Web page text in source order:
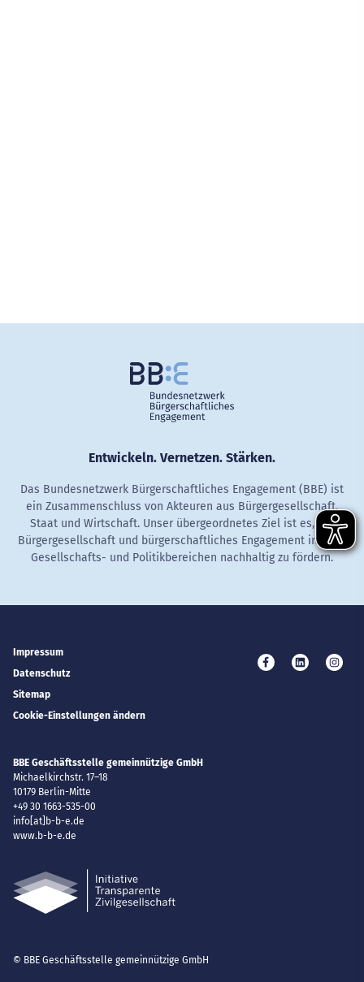
Entwickeln. Vernetzen. Stärken.
Das Bundesnetzwerk Bürgerschaftliches Engagement (BBE) ist
ein Zusammenschluss von Akteuren aus Bürgergesellschaft,
Staat und Wirtschaft. Unser übergeordnetes Ziel ist es, die
Bürgergesellschaft und bürgerschaftliches Engagement in allen
Gesellschafts- und Politikbereichen nachhaltig zu fördern.
Impressum
Datenschutz
Sitemap
Cookie-Einstellungen ändern
Besuchen Sie uns
Besuchen
BBE Geschäftsstelle gemeinnützige GmbH
Michaelkirchstr. 17–18
10179 Berlin-Mitte
+49 30 1663-535-00
E-Mail
info[at]b-b-e.de
Website
www.b-b-e.de
© BBE Geschäftsstelle gemeinnützige GmbH